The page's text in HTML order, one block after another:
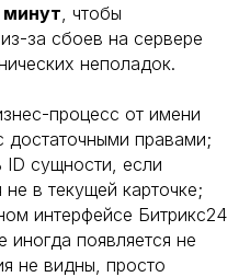
, чтобы
за сбоев на сервере
неполадок.
процесс от имени
достаточными правами;
ID сущности, если
в текущей карточке;
интерфейсе Битрикс24
иногда появляется не
не видны, просто